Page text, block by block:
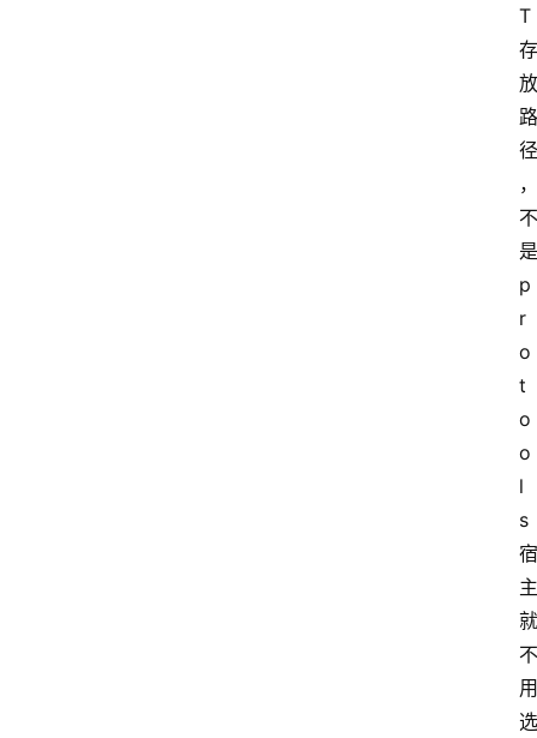
T
存
放
路
径
，
不
是
p
r
o
t
o
o
l
s
宿
主
就
不
用
选